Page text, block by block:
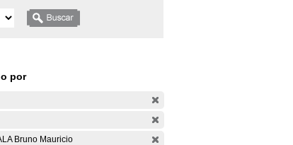
por
Bruno Mauricio